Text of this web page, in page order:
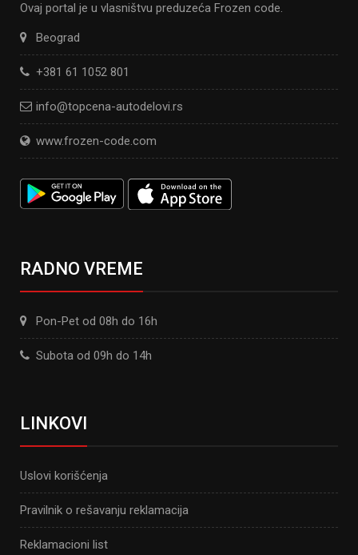
Ovaj portal je u vlasništvu preduzeća Frozen code.
Beograd
+381 61 1052 801
info@topcena-autodelovi.rs
www.frozen-code.com
RADNO VREME
Pon-Pet od 08h do 16h
Subota od 09h do 14h
LINKOVI
Uslovi korišćenja
Pravilnik o rešavanju reklamacija
Reklamacioni list